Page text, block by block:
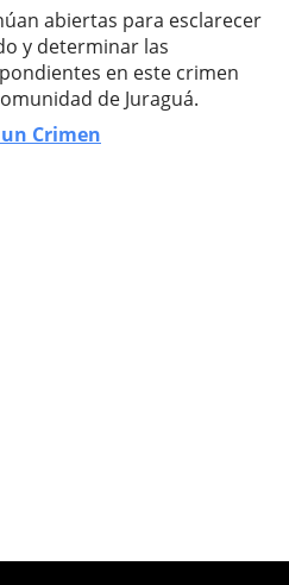
abiertas para esclarecer
y determinar las
en este crimen
de Juraguá.
Crimen